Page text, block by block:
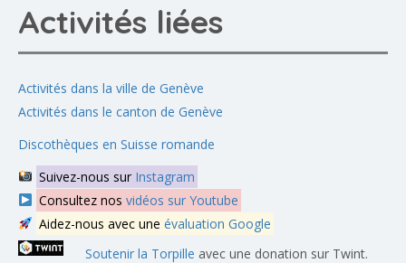
Activités liées
Activités dans la ville de Genève
Activités dans le canton de Genève
Discothèques en Suisse romande
Suivez-nous sur Instagram
Consultez nos vidéos sur Youtube
Aidez-nous avec une évaluation Google
Soutenir la Torpille avec une donation sur Twint.